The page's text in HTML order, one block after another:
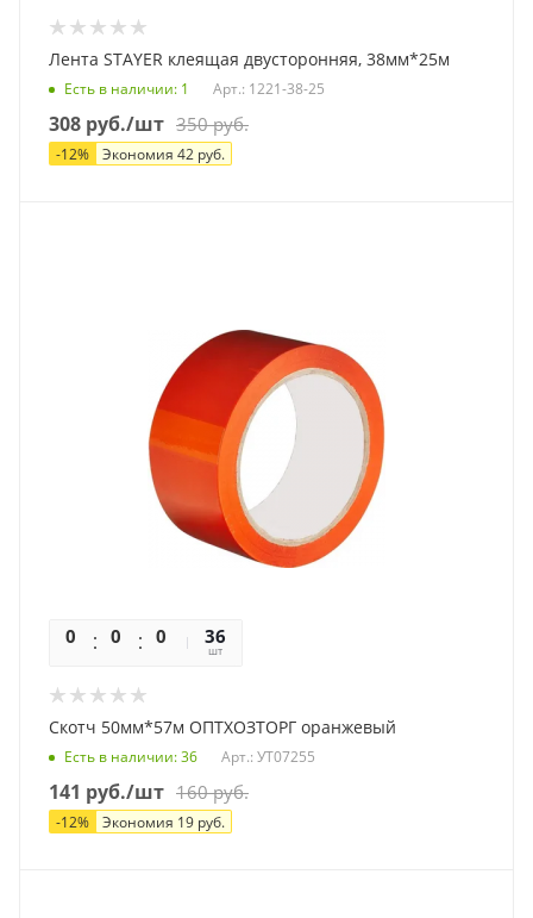
Лента STAYER клеящая двусторонняя, 38мм*25м
Есть в наличии: 1 Арт.: 1221-38-25
308 руб./шт 350руб.
-12% Экономия 42 руб.
0 0 0 0
36
шт
Скотч 50мм*57м ОПТХОЗТОРГ оранжевый
Есть в наличии: 36 Арт.: УТ07255
141 руб./шт 160руб.
-12% Экономия 19 руб.